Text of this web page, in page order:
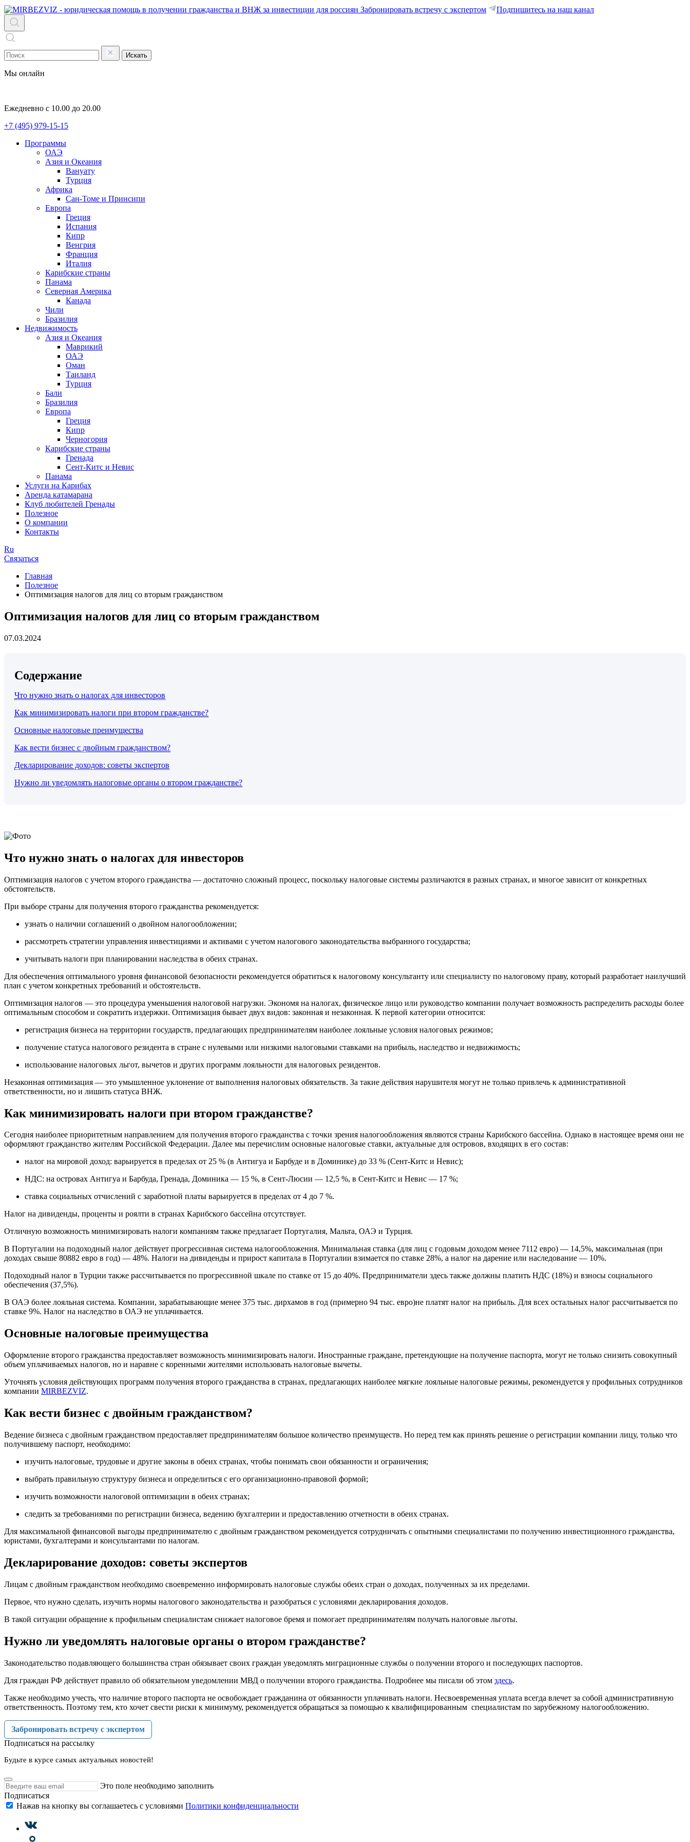
Забронировать встречу с экспертом Подпишитесь на наш канал
Искать
Мы онлайн
Ежедневно с 10.00 до 20.00
+7 (495) 979-15-15
Программы
ОАЭ
Азия и Океания
Вануату
Турция
Африка
Сан-Томе и Принсипи
Европа
Греция
Испания
Кипр
Венгрия
Франция
Италия
Карибские страны
Панама
Северная Америка
Канада
Чили
Бразилия
Недвижимость
Азия и Океания
Маврикий
ОАЭ
Оман
Таиланд
Турция
Бали
Бразилия
Европа
Греция
Кипр
Черногория
Карибские страны
Гренада
Сент-Китс и Невис
Панама
Услуги на Карибах
Аренда катамарана
Клуб любителей Гренады
Полезное
О компании
Контакты
Ru
Связаться
Главная
Полезное
Оптимизация налогов для лиц со вторым гражданством
Оптимизация налогов для лиц со вторым гражданством
07.03.2024
Содержание
Что нужно знать о налогах для инвесторов
Как минимизировать налоги при втором гражданстве?
Основные налоговые преимущества
Как вести бизнес с двойным гражданством?
Декларирование доходов: советы экспертов
Нужно ли уведомлять налоговые органы о втором гражданстве?
Что нужно знать о налогах для инвесторов
Оптимизация налогов с учетом второго гражданства — достаточно сложный процесс, поскольку налоговые системы различаются в разных странах, и многое зависит от конкретных
обстоятельств.
При выборе страны для получения второго гражданства рекомендуется:
узнать о наличии соглашений о двойном налогообложении;
рассмотреть стратегии управления инвестициями и активами с учетом налогового законодательства выбранного государства;
учитывать налоги при планировании наследства в обеих странах.
Для обеспечения оптимального уровня финансовой безопасности рекомендуется обратиться к налоговому консультанту или специалисту по налоговому праву, который разработает наилучший
план с учетом конкретных требований и обстоятельств.
Оптимизация налогов — это процедура уменьшения налоговой нагрузки. Экономя на налогах, физическое лицо или руководство компании получает возможность распределить расходы более
оптимальным способом и сократить издержки. Оптимизация бывает двух видов: законная и незаконная. К первой категории относится:
регистрация бизнеса на территории государств, предлагающих предпринимателям наиболее лояльные условия налоговых режимов;
получение статуса налогового резидента в стране с нулевыми или низкими налоговыми ставками на прибыль, наследство и недвижимость;
использование налоговых льгот, вычетов и других программ лояльности для налоговых резидентов.
Незаконная оптимизация — это умышленное уклонение от выполнения налоговых обязательств. За такие действия нарушителя могут не только привлечь к административной
ответственности, но и лишить статуса ВНЖ.
Как минимизировать налоги при втором гражданстве?
Сегодня наиболее приоритетным направлением для получения второго гражданства с точки зрения налогообложения являются страны Карибского бассейна. Однако в настоящее время они не
оформляют гражданство жителям Российской Федерации. Далее мы перечислим основные налоговые ставки, актуальные для островов, входящих в его состав:
налог на мировой доход: варьируется в пределах от 25 % (в Антигуа и Барбуде и в Доминике) до 33 % (Сент-Китс и Невис);
НДС: на островах Антигуа и Барбуда, Гренада, Доминика — 15 %, в Сент-Люсии — 12,5 %, в Сент-Китс и Невис — 17 %;
ставка социальных отчислений с заработной платы варьируется в пределах от 4 до 7 %.
Налог на дивиденды, проценты и роялти в странах Карибского бассейна отсутствует.
Отличную возможность минимизировать налоги компаниям также предлагает Португалия, Мальта, ОАЭ и Турция.
В Португалии на подоходный налог действует прогрессивная система налогообложения. Минимальная ставка (для лиц с годовым доходом менее 7112 евро) — 14,5%, максимальная (при
доходах свыше 80882 евро в год) — 48%. Налоги на дивиденды и прирост капитала в Португалии взимается по ставке 28%, а налог на дарение или наследование — 10%.
Подоходный налог в Турции также рассчитывается по прогрессивной шкале по ставке от 15 до 40%. Предприниматели здесь также должны платить НДС (18%) и взносы социального
обеспечения (37,5%).
В ОАЭ более лояльная система. Компании, зарабатывающие менее 375 тыс. дирхамов в год (примерно 94 тыс. евро)не платят налог на прибыль. Для всех остальных налог рассчитывается по
ставке 9%. Налог на наследство в ОАЭ не уплачивается.
Основные налоговые преимущества
Оформление второго гражданства предоставляет возможность минимизировать налоги. Иностранные граждане, претендующие на получение паспорта, могут не только снизить совокупный
объем уплачиваемых налогов, но и наравне с коренными жителями использовать налоговые вычеты.
Уточнять условия действующих программ получения второго гражданства в странах, предлагающих наиболее мягкие лояльные налоговые режимы, рекомендуется у профильных сотрудников
компании MIRBEZVIZ.
Как вести бизнес с двойным гражданством?
Ведение бизнеса с двойным гражданством предоставляет предпринимателям большое количество преимуществ. Но перед тем как принять решение о регистрации компании лицу, только что
получившему паспорт, необходимо:
изучить налоговые, трудовые и другие законы в обеих странах, чтобы понимать свои обязанности и ограничения;
выбрать правильную структуру бизнеса и определиться с его организационно-правовой формой;
изучить возможности налоговой оптимизации в обеих странах;
следить за требованиями по регистрации бизнеса, ведению бухгалтерии и предоставлению отчетности в обеих странах.
Для максимальной финансовой выгоды предпринимателю с двойным гражданством рекомендуется сотрудничать с опытными специалистами по получению инвестиционного гражданства,
юристами, бухгалтерами и консультантами по налогам.
Декларирование доходов: советы экспертов
Лицам с двойным гражданством необходимо своевременно информировать налоговые службы обеих стран о доходах, полученных за их пределами.
Первое, что нужно сделать, изучить нормы налогового законодательства и разобраться с условиями декларирования доходов.
В такой ситуации обращение к профильным специалистам снижает налоговое бремя и помогает предпринимателям получать налоговые льготы.
Нужно ли уведомлять налоговые органы о втором гражданстве?
Законодательство подавляющего большинства стран обязывает своих граждан уведомлять миграционные службы о получении второго и последующих паспортов.
Для граждан РФ действует правило об обязательном уведомлении МВД о получении второго гражданства. Подробнее мы писали об этом здесь.
Также необходимо учесть, что наличие второго паспорта не освобождает гражданина от обязанности уплачивать налоги. Несвоевременная уплата всегда влечет за собой административную
ответственность. Поэтому тем, кто хочет свести риски к минимуму, рекомендуется обращаться за помощью к квалифицированным специалистам по зарубежному налогообложению.
Забронировать встречу с экспертом
Подписаться на рассылку
Будьте в курсе самых актуальных новостей!
Это поле необходимо заполнить
Подписаться
Нажав на кнопку вы соглашаетесь с условиями Политики конфиденциальности